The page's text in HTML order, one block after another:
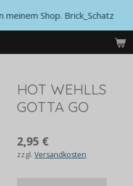
Shop. Brick_Schatz
HOT WEHLLS
GOTTA GO
2,95 €
zzgl. Versandkosten